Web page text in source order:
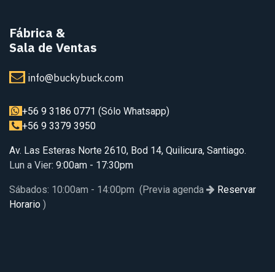
Fábrica &
Sala de Ventas
info@buckybuck.com
+56 9 3186 0771 (Sólo Whatsapp)
+56 9 3379 3950
Av. Las Esteras Norte 2610, Bod 14, Quilicura, Santiago.
Lun a Vier: 9:00am - 17:30pm
Sábados: 10:00am - 14:00pm (Previa agenda
Reservar
Horario )